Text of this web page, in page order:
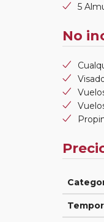
5
No